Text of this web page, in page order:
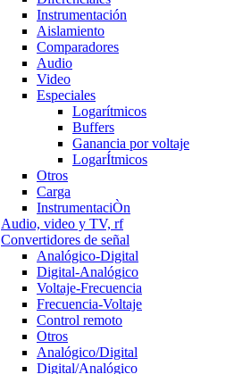
Instrumentación
Aislamiento
Comparadores
Audio
Video
Especiales
Logarítmicos
Buffers
Ganancia por voltaje
LogarÍtmicos
Otros
Carga
InstrumentaciÒn
Audio, video y TV, rf
Convertidores de señal
Analógico-Digital
Digital-Analógico
Voltaje-Frecuencia
Frecuencia-Voltaje
Control remoto
Otros
Analógico/Digital
Digital/Analógico